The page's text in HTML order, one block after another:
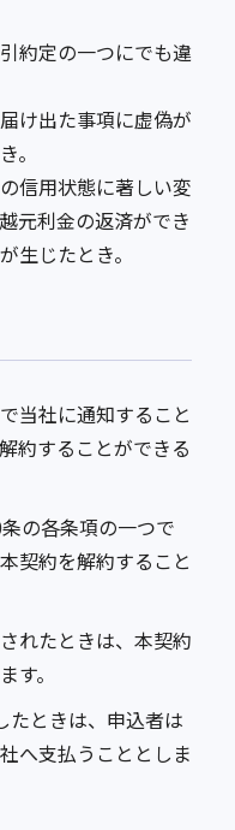
約定の一つにでも違
け出た事項に虚偽が
。
信用状態に著しい変
元利金の返済ができ
生じたとき。
当社に通知すること
約することができる
の各条項の一つで
契約を解約すること
れたときは、本契約
す。
たときは、申込者は
へ支払うこととしま